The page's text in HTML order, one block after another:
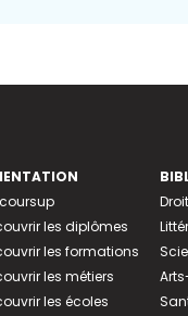
les diplômes
les formations
les métiers
les écoles